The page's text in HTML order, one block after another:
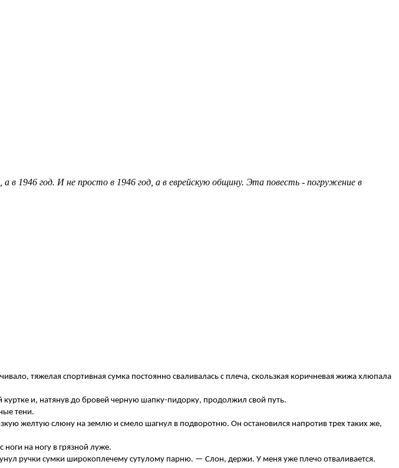
1946 год. И не просто в 1946 год, а в еврейскую общину. Эта повесть - погружение в
тяжелая спортивная сумка постоянно сваливалась с плеча, скользкая коричневая жижа хлюпала
и, натянув до бровей черную шапку-пидорку, продолжил свой путь.
тени.
желтую слюну на землю и смело шагнул в подворотню. Он остановился напротив трех таких же,
на ногу в грязной луже.
ручки сумки широкоплечему сутулому парню. — Слон, держи. У меня уже плечо отваливается.